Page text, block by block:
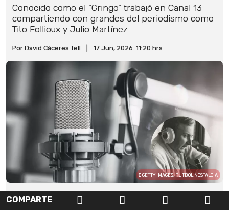
Conocido como el "Gringo" trabajó en Canal 13
compartiendo con grandes del periodismo como
Tito Follioux y Julio Martínez.
Por David Cáceres Tell 17 Jun, 2026. 11:20 hrs
GETTY IMAGES, FUTBOL NOSTALGIA
COMPARTE